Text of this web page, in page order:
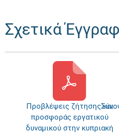
Σχετικά
Προβλέψεις ζήτησης και
προσφοράς εργατικού
δυναμικού στην κυπριακή